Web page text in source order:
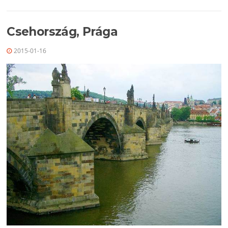
Csehország, Prága
2015-01-16